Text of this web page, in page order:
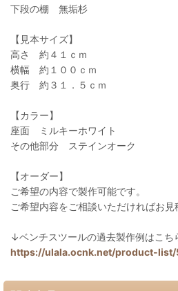
下段の棚 無垢杉
【見本サイズ】
高さ 約４１ｃｍ
横幅 約１００ｃｍ
奥行 約３１．５ｃｍ
【カラー】
座面 ミルキーホワイト
その他部分 ステインオーク
【オーダー】
ご希望の内容で製作可能です。
ご希望内容をご相談いただければお見
↓ベンチスツールの過去製作例はこち
https://ulala.ocnk.net/product-list/